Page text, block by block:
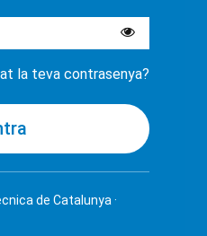
la teva contrasenya?
de Catalunya ·